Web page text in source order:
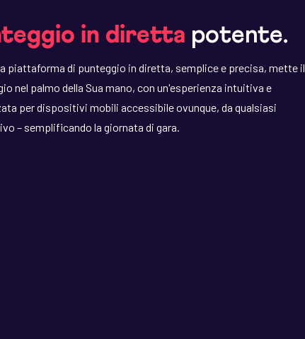
in diretta potente.
piattaforma di punteggio in diretta, semplice e precisa, mette il
nel palmo della Sua mano, con un'esperienza intuitiva e
per dispositivi mobili accessibile ovunque, da qualsiasi
– semplificando la giornata di gara.